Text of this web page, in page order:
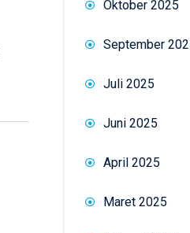
Oktober 2025
September
Juli 2025
Juni 2025
April 2025
Maret 2025